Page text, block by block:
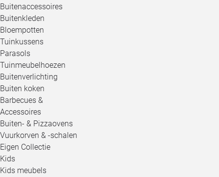
Buitenaccessoires
Buitenkleden
Bloempotten
Tuinkussens
Parasols
Tuinmeubelhoezen
Buitenverlichting
Buiten koken
Barbecues &
Accessoires
Buiten- & Pizzaovens
Vuurkorven & -schalen
Eigen Collectie
Kids
Kids meubels